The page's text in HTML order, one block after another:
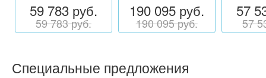
59 783 руб.
59 783 руб.
190 095 руб.
190 095 руб.
57
57
Специальные предложения